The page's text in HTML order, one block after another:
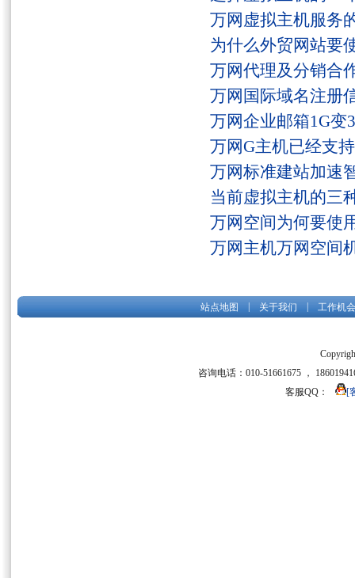
万网虚拟主机服务
为什么外贸网站要
万网代理及分销合
万网国际域名注册
万网企业邮箱1G变
万网G主机已经支
万网标准建站加速
当前虚拟主机的三
万网空间为何要使
万网主机万网空间
站点地图 关于我们 工作机会
咨询电话：010-51661675 ，
客服QQ：
[